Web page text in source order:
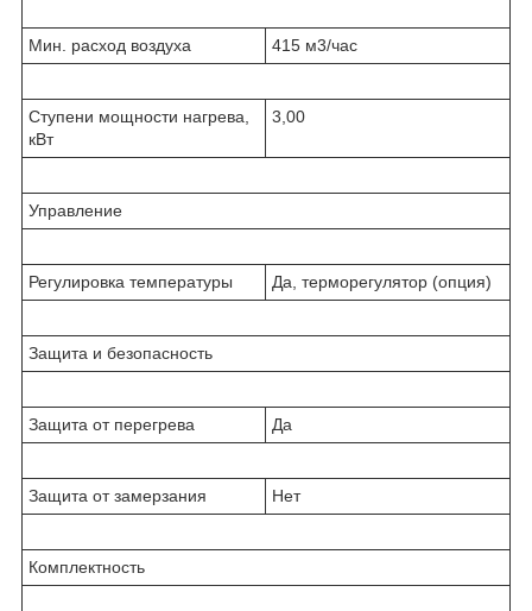
Мин. расход воздуха 415 м3/час
Ступени мощности нагрева,
кВт
3,00
Управление
Регулировка температуры Да, терморегулятор (опция)
Защита и безопасность
Защита от перегрева Да
Защита от замерзания Нет
Комплектность